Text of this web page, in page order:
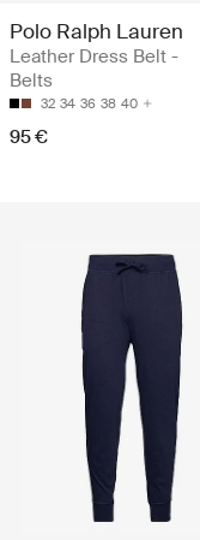
Polo Ralph Lauren
Leather Dress Belt -
Belts
32 34 36 38 40
95 €